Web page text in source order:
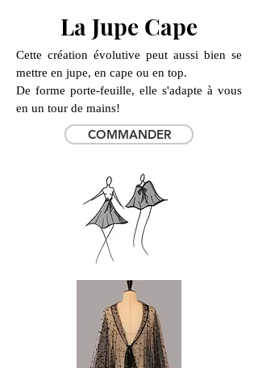
La Jupe Cape
Cette création évolutive peut aussi bien se
mettre en jupe, en cape ou en top.
De forme porte-feuille, elle s'adapte à vous
en un tour de mains!
COMMANDER